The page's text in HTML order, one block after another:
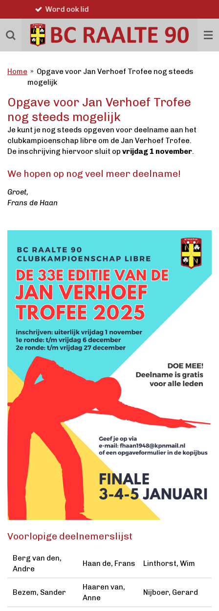
direct
naar
hoofdinhoud
Sportiviteit en gezelligheid
Home » Opgave voor Jan Verhoef Trofee nog steeds
mogelijk
Opgave voor Jan Verhoef Trofee
nog steeds mogelijk
Je kunt je nog steeds opgeven voor deelname aan het
clubkampioenschap libre om de Jan Verhoef Trofee.
De inschrijving hiervoor sluit op vrijdag 1 november.
We hopen op nog veel meer deelname!
Groet,
Frans de Haan
Voorlopige deelnemerslijst
Berg van den,
Andre
Haan de, Frans Linthorst, Wim
Bezem, Sander
Haaren van,
Anne
Nijboer, Gerard